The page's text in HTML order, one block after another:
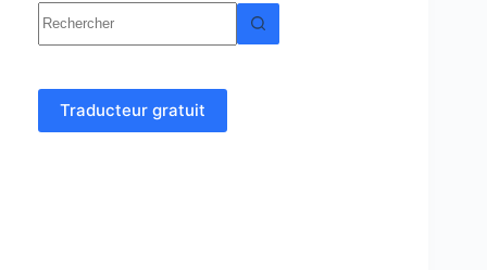
résultat
Traducteur gratuit